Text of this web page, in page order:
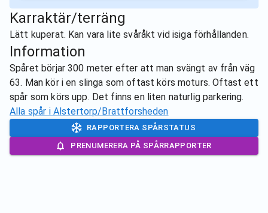
Karraktär/terräng
Lätt kuperat. Kan vara lite svåråkt vid isiga förhållanden.
Information
Spåret börjar 300 meter efter att man svängt av från väg
63. Man kör i en slinga som oftast körs moturs. Oftast ett
spår som körs upp. Det finns en liten naturlig parkering.
Alla spår i Alstertorp/Brattforsheden
RAPPORTERA SPÅRSTATUS
PRENUMERERA PÅ SPÅRRAPPORTER